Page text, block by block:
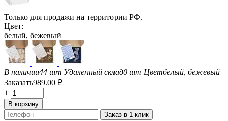
Только для продажи на территории РФ.
Цвет:
белый, бежевый
В наличии44 шт Удаленный склад0 шт Цветбелый, бежевый
Заказать989.00 ₽
+
−
В корзину
Заказ в 1 клик